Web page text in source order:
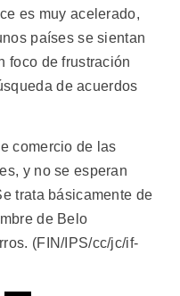
es muy acelerado,
países se sientan
foco de frustración
de acuerdos
comercio de las
y no se esperan
trata básicamente de
de Belo
(FIN/IPS/cc/jc/if-